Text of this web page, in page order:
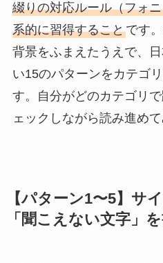
綴りの対応ルール（フォ
系的に習得することです
背景をふまえたうえで、
い15のパターンをカテゴ
す。自分がどのカテゴリ
ェックしながら読み進めて
【パターン1〜5】サ
「聞こえない文字」